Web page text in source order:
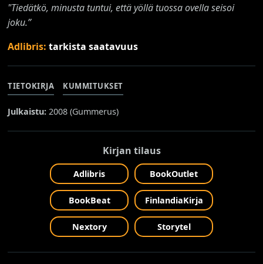
"Tiedätkö, minusta tuntui, että yöllä tuossa ovella seisoi
joku.”
Adlibris:tarkista saatavuus
TIETOKIRJA KUMMITUKSET
Julkaistu: 2008 (Gummerus)
Kirjan tilaus
Adlibris BookOutlet
BookBeat FinlandiaKirja
Nextory Storytel